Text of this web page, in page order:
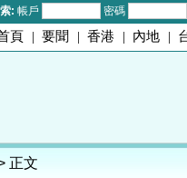
: 帳戶 密碼
頁 | 要聞 | 香港 | 內地 |
正文